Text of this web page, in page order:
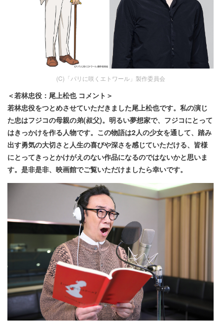
(C)「パリに咲くエトワール」製作委員会
＜若林忠役：尾上松也 コメント＞
若林忠役をつとめさせていただきました尾上松也です。私の演じ
た忠はフジコの母親の弟(叔父)。明るい夢想家で、フジコにとって
はきっかけを作る人物です。この物語は2人の少女を通して、踏み
出す勇気の大切さと人生の喜びや深さを感じていただける、皆様
にとってきっとかけがえのない作品になるのではないかと思いま
す。是非是非、映画館でご覧いただけましたら幸いです。